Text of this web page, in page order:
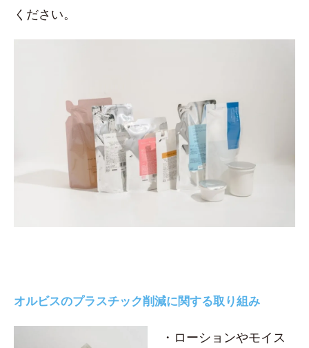
ください。
オルビスのプラスチック削減に関する取り組み
・ローションやモイス